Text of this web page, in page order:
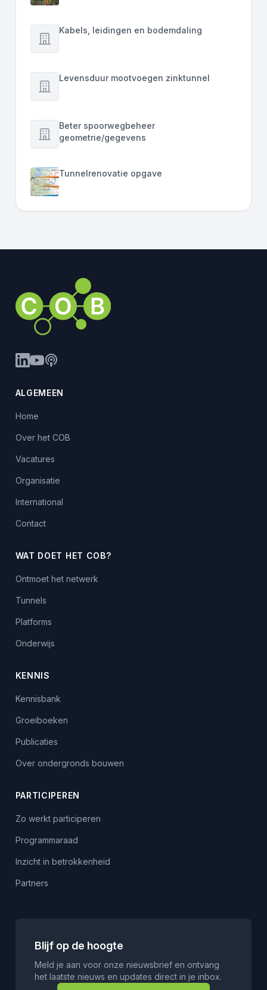
Kabels, leidingen en bodemdaling
Levensduur mootvoegen zinktunnel
Beter spoorwegbeheer
geometrie/gegevens
Tunnelrenovatie opgave
ALGEMEEN
Home
Over het COB
Vacatures
Organisatie
International
Contact
WAT DOET HET COB?
Ontmoet het netwerk
Tunnels
Platforms
Onderwijs
KENNIS
Kennisbank
Groeiboeken
Publicaties
Over ondergronds bouwen
PARTICIPEREN
Zo werkt participeren
Programmaraad
Inzicht in betrokkenheid
Partners
Blijf op de hoogte
Meld je aan voor onze nieuwsbrief en ontvang
het laatste nieuws en updates direct in je inbox.